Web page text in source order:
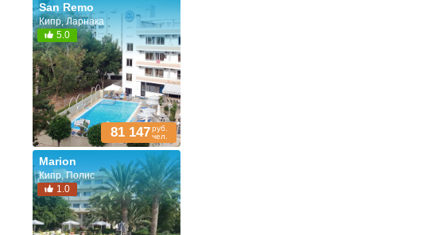
San Remo
Кипр, Ларнака
5.0
81 147руб.
чел.
Marion
Кипр, Полис
1.0